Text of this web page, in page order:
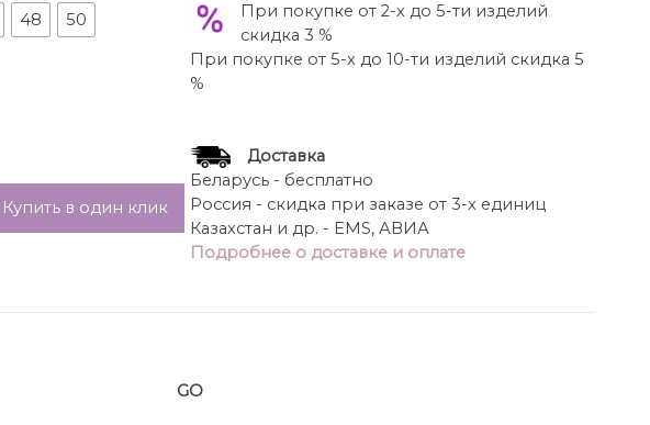
удобные боковые карманы
пояс из кашкорсе с резинкой и шнуром внутри
с поясом: 102-104 см для роста 164-170 см, 105-107 см для роста
р – 47 см, 44 р – 49 см, 46 р. – 51 см, 48 р. – 53 см, 50 р. – 55 см, 52 р.
– 57 см.
р – 48 см, 44 р – 50 см, 46 р. – 52 см, 48 р. – 54 см, 50 р. – 56 см, 52 р.
– 58 см.
48 50
Купить в один клик
При покупке от 2-х до 5-ти изделий
скидка 3 %
При покупке от 5-х до 10-ти изделий скидка 5
%
Доставка
Беларусь - бесплатно
Россия - скидка при заказе от 3-х единиц
Казахстан и др. - EMS, АВИА
Подробнее о доставке и оплате
GO